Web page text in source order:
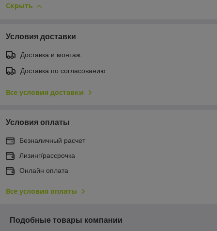
Скрыть
Условия доставки
Доставка и монтаж
Доставка по согласованию
Все условия доставки
Условия оплаты
Безналичный расчет
Лизинг/рассрочка
Онлайн оплата
Все условия оплаты
Подобные товары компании